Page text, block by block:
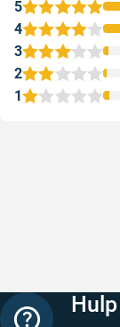
1
2
3
4
5